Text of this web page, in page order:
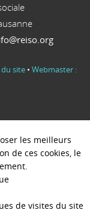
du site • Webmaster :
les meilleurs
de ces cookies, le
de visites du site